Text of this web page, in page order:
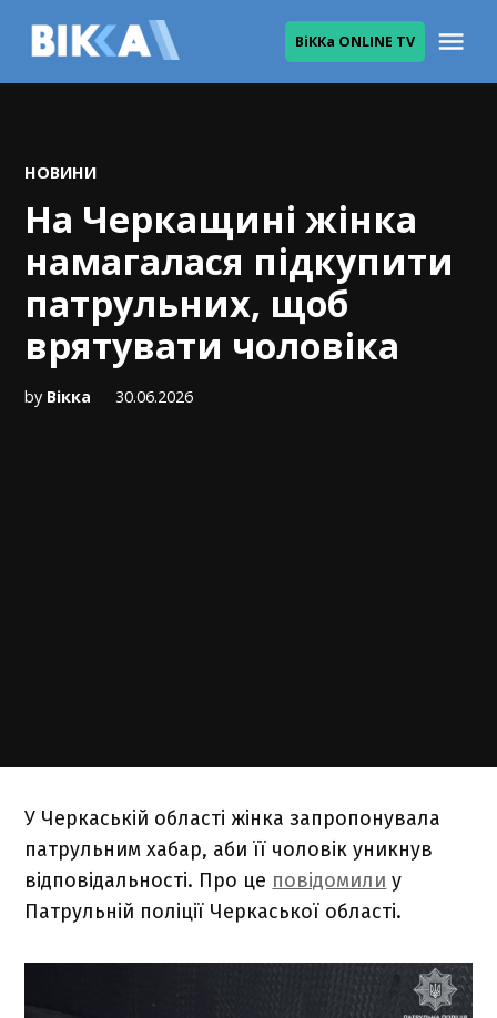
ВіККа ONLINE TV
POSTED
НОВИНИ
На Черкащині жінка
намагалася підкупити
патрульних, щоб
врятувати чоловіка
by Вікка 30.06.2026
У Черкаській області жінка запропонувала
патрульним хабар, аби її чоловік уникнув
відповідальності. Про це повідомили у
Патрульній поліції Черкаської області.